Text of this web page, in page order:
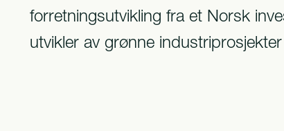
forretningsutvikling fra et Norsk
utvikler av grønne